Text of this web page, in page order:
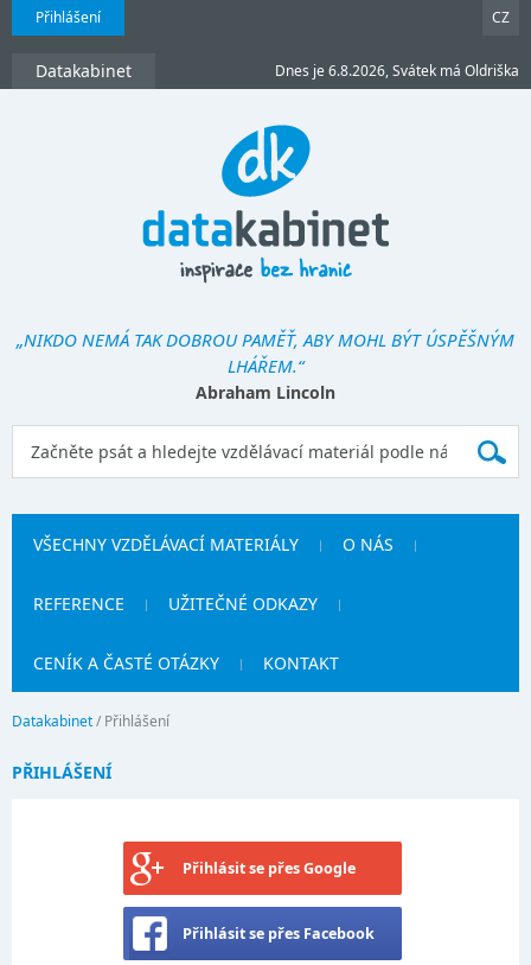
Přihlášení CZ
Datakabinet Dnes je 6.8.2026, Svátek má Oldriška
„NIKDO NEMÁ TAK DOBROU PAMĚŤ, ABY MOHL BÝT ÚSPĚŠNÝM
LHÁŘEM.“
Abraham Lincoln
VŠECHNY VZDĚLÁVACÍ MATERIÁLY O NÁS
REFERENCE UŽITEČNÉ ODKAZY
CENÍK A ČASTÉ OTÁZKY KONTAKT
Datakabinet/ Přihlášení
PŘIHLÁŠENÍ
Přihlásit se přes Google
Přihlásit se přes Facebook